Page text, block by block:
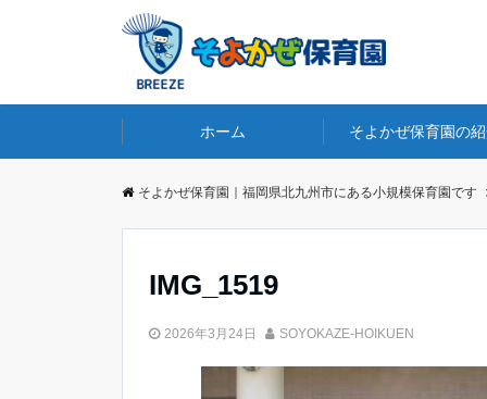
ホーム そよかぜ保育園の
そよかぜ保育園｜福岡県北九州市にある小規模保育園です
IMG_1519
2026年3月24日 SOYOKAZE-HOIKUEN